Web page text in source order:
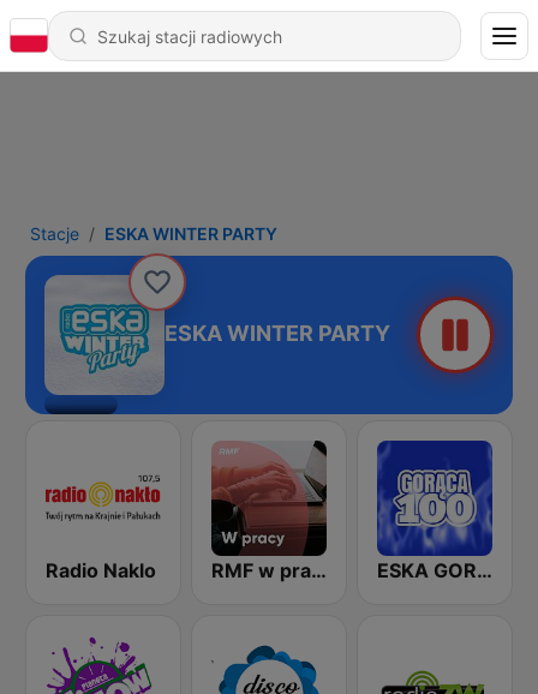
Stacje ESKA WINTER PARTY
ESKA WINTER PARTY
Radio Naklo RMF w pracy ESKA GORĄCA 100